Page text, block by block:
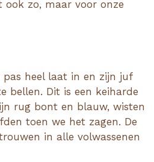
ook zo, maar voor onze
heel laat in en zijn juf
bellen. Dit is een keiharde
rug bont en blauw, wisten
toen we het zagen. De
in alle volwassenen